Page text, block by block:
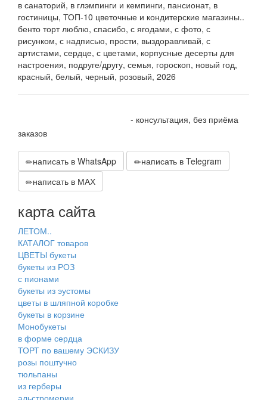
в санаторий, в глэмпинги и кемпинги, пансионат, в
гостиницы, ТОП-10 цветочные и кондитерские магазины..
бенто торт люблю, спасибо, с ягодами, с фото, с
рисунком, с надписью, прости, выздоравливай, с
артистами, сердце, с цветами, корпусные десерты для
настроения, подруге/другу, семья, гороскоп, новый год,
красный, белый, черный, розовый, 2026
- консультация, без приёма
заказов
написать в WhatsApp
написать в Telegram
написать в МАХ
карта сайта
ЛЕТОМ..
КАТАЛОГ товаров
ЦВЕТЫ букеты
букеты из РОЗ
с пионами
букеты из эустомы
цветы в шляпной коробке
букеты в корзине
Монобукеты
в форме сердца
ТОРТ по вашему ЭСКИЗУ
розы поштучно
тюльпаны
из герберы
альстромерии